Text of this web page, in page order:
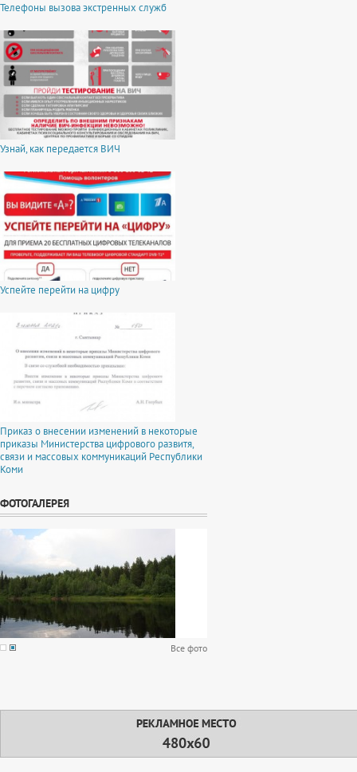
Телефоны вызова экстренных служб
Узнай, как передается ВИЧ
Успейте перейти на цифру
Приказ о внесении изменений в некоторые
приказы Министерства цифрового развитя,
связи и массовых коммуникаций Республики
Коми
ФОТОГАЛЕРЕЯ
Все фото